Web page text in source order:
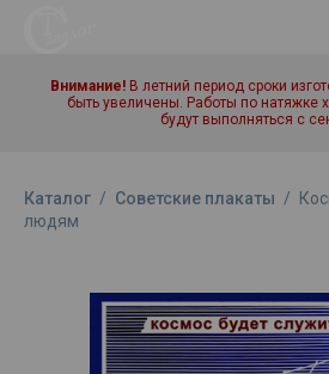
Внимание! В летний период сроки
быть увеличены. Работы по натяжке
будут выполняться с
Каталог / Советские плакаты /
людям